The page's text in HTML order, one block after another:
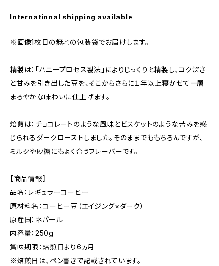
International shipping available
※画像1枚目の無地の包装袋でお届けします。
精製は：「ハニープロセス製法」によりじっくりと精製し、コク深さ
と甘みを引き出した豆を、そこからさらに１年以上寝かせて一層
まろやかな味わいに仕上げます。
焙煎は：チョコレートのような風味とビスケットのような苦みを感
じられるダークローストしました。そのままでももちろんですが、
ミルクや砂糖にもよく合うフレーバーです。
【商品情報】
品名：レギュラーコーヒー
原材料名：コーヒー豆（エイジング×ダーク）
原産国：ネパール
内容量：250g
賞味期限：焙煎日より6ヵ月
※焙煎日は、ペン書きで記載されています。